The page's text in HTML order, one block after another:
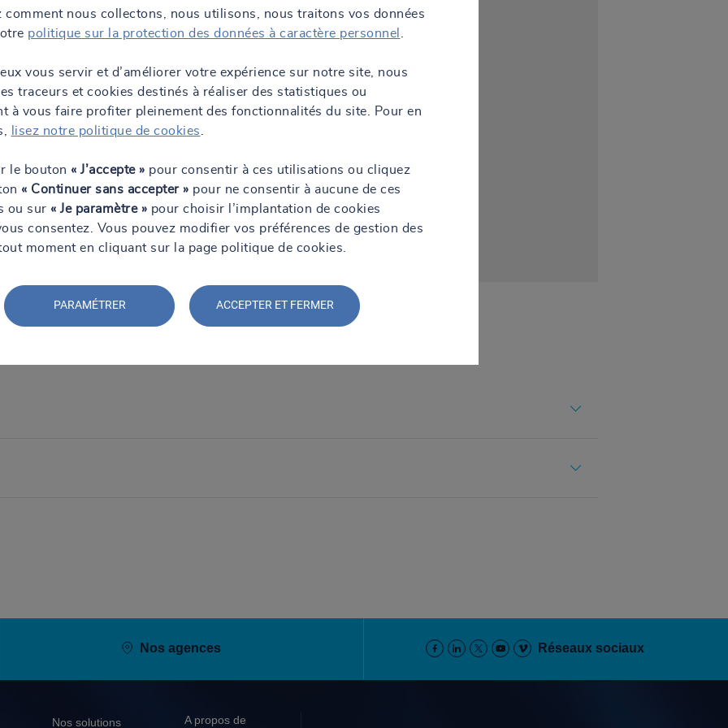
à 08:30
Nos agences Réseaux sociaux
Nos solutions A propos de
comment nous collectons, nous utilisons, nous traitons vos données
politique sur la protection des données à caractère personnel
vous servir et d’améliorer votre expérience sur notre site, nous
traceurs et cookies destinés à réaliser des statistiques ou
à vous faire profiter pleinement des fonctionnalités du site. Pour en
lisez notre politique de cookies
le bouton « J’accepte » pour consentir à ces utilisations ou cliquez
« Continuer sans accepter » pour ne consentir à aucune de ces
ou sur « Je paramètre » pour choisir l’implantation de cookies
consentez. Vous pouvez modifier vos préférences de gestion des
moment en cliquant sur la page politique de cookies.
PARAMÉTRER ACCEPTER ET FERMER